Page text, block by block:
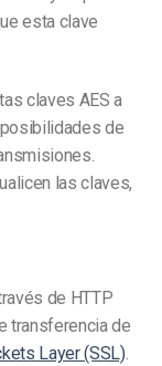
esta clave
claves AES a
de
las claves,
de HTTP
transferencia de
Layer (SSL).